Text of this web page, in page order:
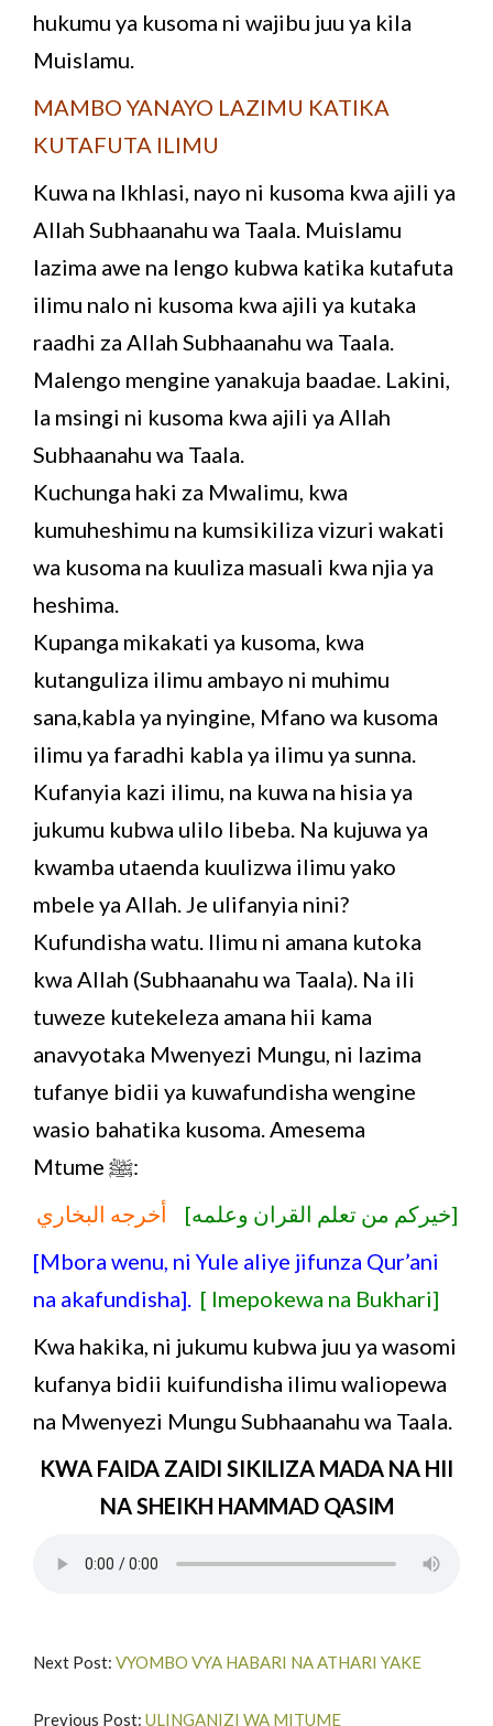
hukumu ya kusoma ni wajibu juu ya kila
Muislamu.
MAMBO YANAYO LAZIMU KATIKA
KUTAFUTA ILIMU
Kuwa na Ikhlasi, nayo ni kusoma kwa ajili ya
Allah Subhaanahu wa Taala. Muislamu
lazima awe na lengo kubwa katika kutafuta
ilimu nalo ni kusoma kwa ajili ya kutaka
raadhi za Allah Subhaanahu wa Taala.
Malengo mengine yanakuja baadae. Lakini,
la msingi ni kusoma kwa ajili ya Allah
Subhaanahu wa Taala.
Kuchunga haki za Mwalimu, kwa
kumuheshimu na kumsikiliza vizuri wakati
wa kusoma na kuuliza masuali kwa njia ya
heshima.
Kupanga mikakati ya kusoma, kwa
kutanguliza ilimu ambayo ni muhimu
sana,kabla ya nyingine, Mfano wa kusoma
ilimu ya faradhi kabla ya ilimu ya sunna.
Kufanyia kazi ilimu, na kuwa na hisia ya
jukumu kubwa ulilo libeba. Na kujuwa ya
kwamba utaenda kuulizwa ilimu yako
mbele ya Allah. Je ulifanyia nini?
Kufundisha watu. Ilimu ni amana kutoka
kwa Allah (Subhaanahu wa Taala). Na ili
tuweze kutekeleza amana hii kama
anavyotaka Mwenyezi Mungu, ni lazima
tufanye bidii ya kuwafundisha wengine
wasio bahatika kusoma. Amesema
Mtume ﷺ:
[خيركم من تعلم القران وعلمه] أخرجه البخاري
[Mbora wenu, ni Yule aliye jifunza Qur’ani
na akafundisha]. [ Imepokewa na Bukhari]
Kwa hakika, ni jukumu kubwa juu ya wasomi
kufanya bidii kuifundisha ilimu waliopewa
na Mwenyezi Mungu Subhaanahu wa Taala.
KWA FAIDA ZAIDI SIKILIZA MADA NA HII
NA SHEIKH HAMMAD QASIM
Next Post: VYOMBO VYA HABARI NA ATHARI YAKE
Previous Post: ULINGANIZI WA MITUME